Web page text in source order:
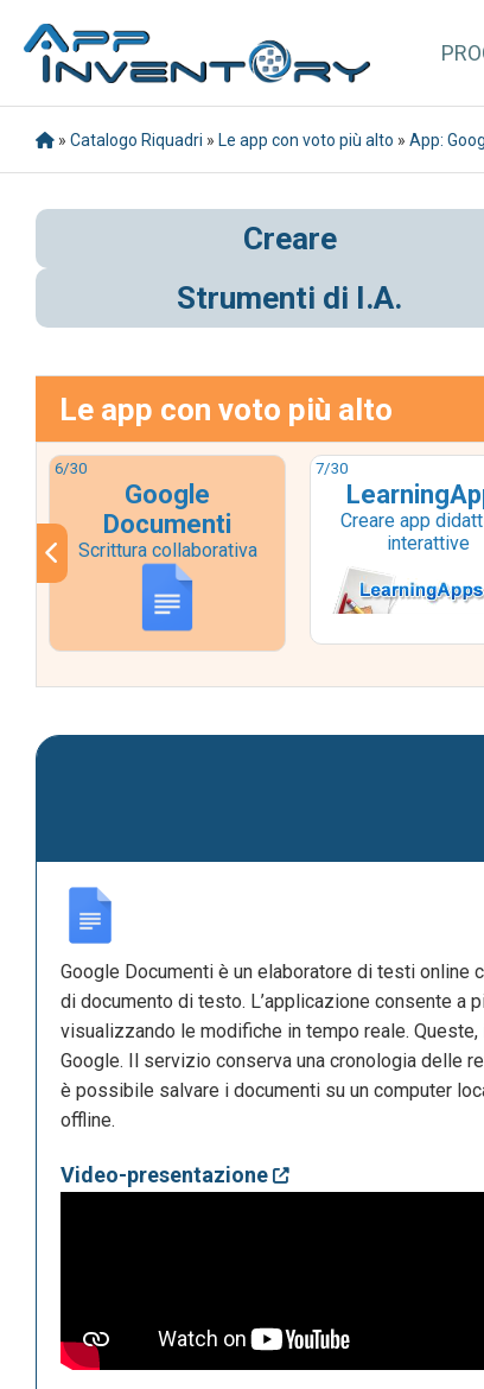
» Catalogo Riquadri » Le app con voto più alto » App:
Creare
Strumenti di I.A.
Le app con voto più alto
6/30
Google
Documenti
Scrittura collaborativa
7/30
Creare app
interattive
Google Documenti è un elaboratore di testi
di documento di testo. L’applicazione consente a
visualizzando le modifiche in tempo reale.
Google. Il servizio conserva una cronologia delle
è possibile salvare i documenti su un computer
offline.
Video-presentazione